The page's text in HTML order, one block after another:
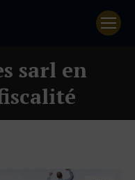
sarl en